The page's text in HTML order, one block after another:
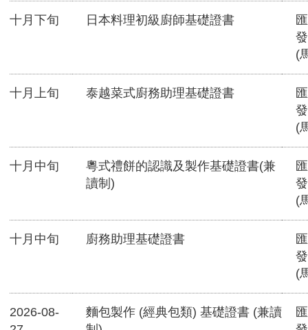
十月下旬 日本料理初級廚師基礎證書
(
十月上旬 泰越菜式廚務助理基礎證書
(
十月中旬
粵式禮餅的認識及製作基礎證書(兼
讀制)
(
十月中旬 廚務助理基礎證書
(
2026-08-
麵包製作 (經典包類) 基礎證書 (兼讀